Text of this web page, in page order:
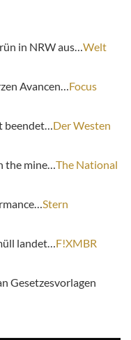
in NRW aus…Welt
Avancen…Focus
beendet…Der Westen
the mine…The National
Stern
landet…F!XMBR
Gesetzesvorlagen